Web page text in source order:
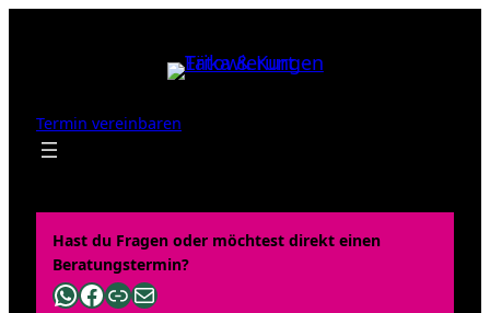
Termin vereinbaren
Hast du Fragen oder möchtest direkt einen
Beratungstermin?
WhatsApp
Facebook
Link
E-Mail